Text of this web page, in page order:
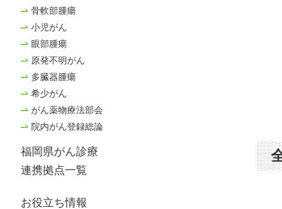
骨軟部腫瘍
小児がん
眼部腫瘍
原発不明がん
多臓器腫瘍
希少がん
がん薬物療法部会
院内がん登録総論
福岡県がん診療
連携拠点一覧
お役立ち情報